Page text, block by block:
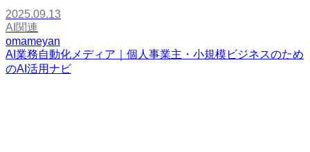
2025.09.13
AI関連
omameyan
AI業務自動化メディア｜個人事業主・小規模ビジネスのため
のAI活用ナビ